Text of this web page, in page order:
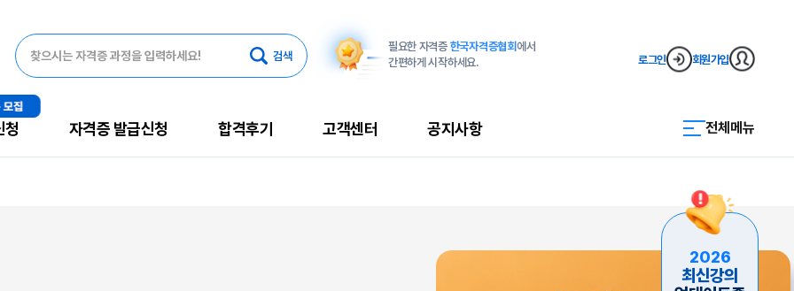
찾으시는 자격증 과정을 입력하세요!
필요한 자격증 한국자격증협회 에서
간편하게 시작하세요.
로그인 회원가입
청 자격증 발급신청 합격후기 고객센터 공지사항 전체메뉴
2026
최신강의